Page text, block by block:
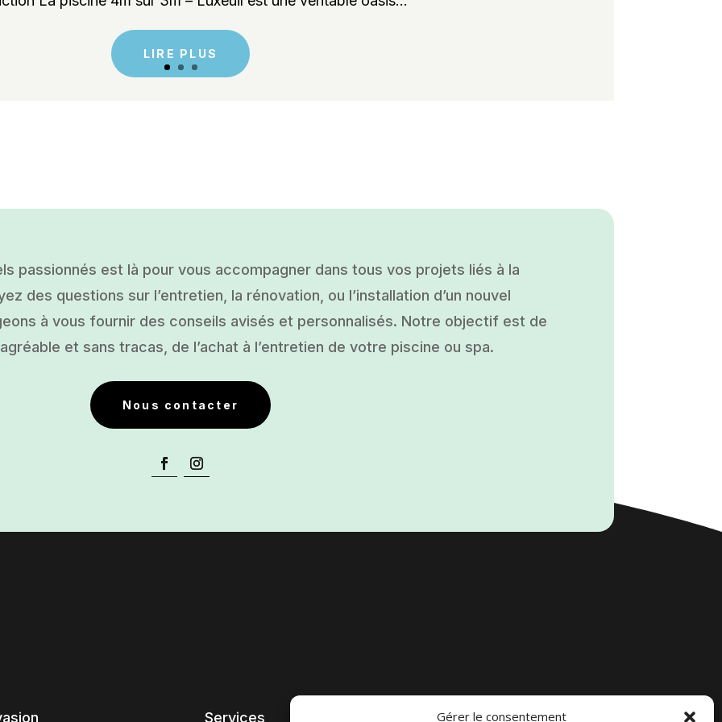
Gérer le consentement
LIRE PLUS
passionnés est là pour vous accompagner dans tous vos projets liés à la
des questions sur l’entretien, la rénovation, ou l’installation d’un nouvel
à vous fournir des conseils avisés et personnalisés. Notre objectif est de
et sans tracas, de l’achat à l’entretien de votre piscine ou spa.
Nous contacter
Services Accueil